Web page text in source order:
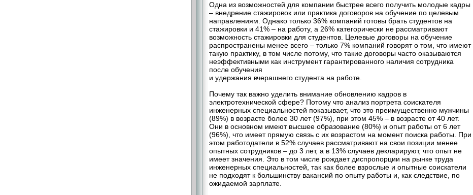
Одна из возможностей для компании быстрее всего получить молодые кадры
– внедрение стажировок или практика договоров на обучение по целевым
направлениям. Однако только 36% компаний готовы брать студентов на
стажировки и 41% – на работу, а 26% категорически не рассматривают
возможность стажировки для студентов. Целевые договоры на обучение
распространены менее всего – только 7% компаний говорят о том, что имеют
такую практику, в том числе потому, что такие договоры часто оказываются
неэффективными как инструмент гарантированного наличия сотрудника
после обучения
и удержания вчерашнего студента на работе.
Почему так важно уделить внимание обновлению кадров в
электротехнической сфере? Потому что анализ портрета соискателя
инженерных специальностей показывает, что это преимущественно мужчины
(89%) в возрасте более 30 лет (97%), при этом 45% – в возрасте от 40 лет.
Они в основном имеют высшее образование (80%) и опыт работы от 6 лет
(96%), что имеет прямую связь с их возрастом на момент поиска работы. При
этом работодатели в 52% случаев рассматривают на свои позиции менее
опытных сотрудников – до 3 лет, а в 13% случаев декларируют, что опыт не
имеет значения. Это в том числе рождает диспропорции на рынке труда
инженерных специальностей, так как более взрослые и опытные соискатели
не подходят к большинству вакансий по опыту работы и, как следствие, по
ожидаемой зарплате.